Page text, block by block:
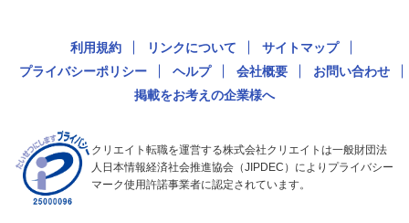
利用規約 リンクについて
サイトマップ
プライバシーポリシー
ヘルプ 会社概要
お問い合わせ
掲載をお考えの企業様へ
クリエイト転職を運営する株式会社クリエイトは一般財団法
人日本情報経済社会推進協会（JIPDEC）によりプライバシー
マーク使用許諾事業者に認定されています。